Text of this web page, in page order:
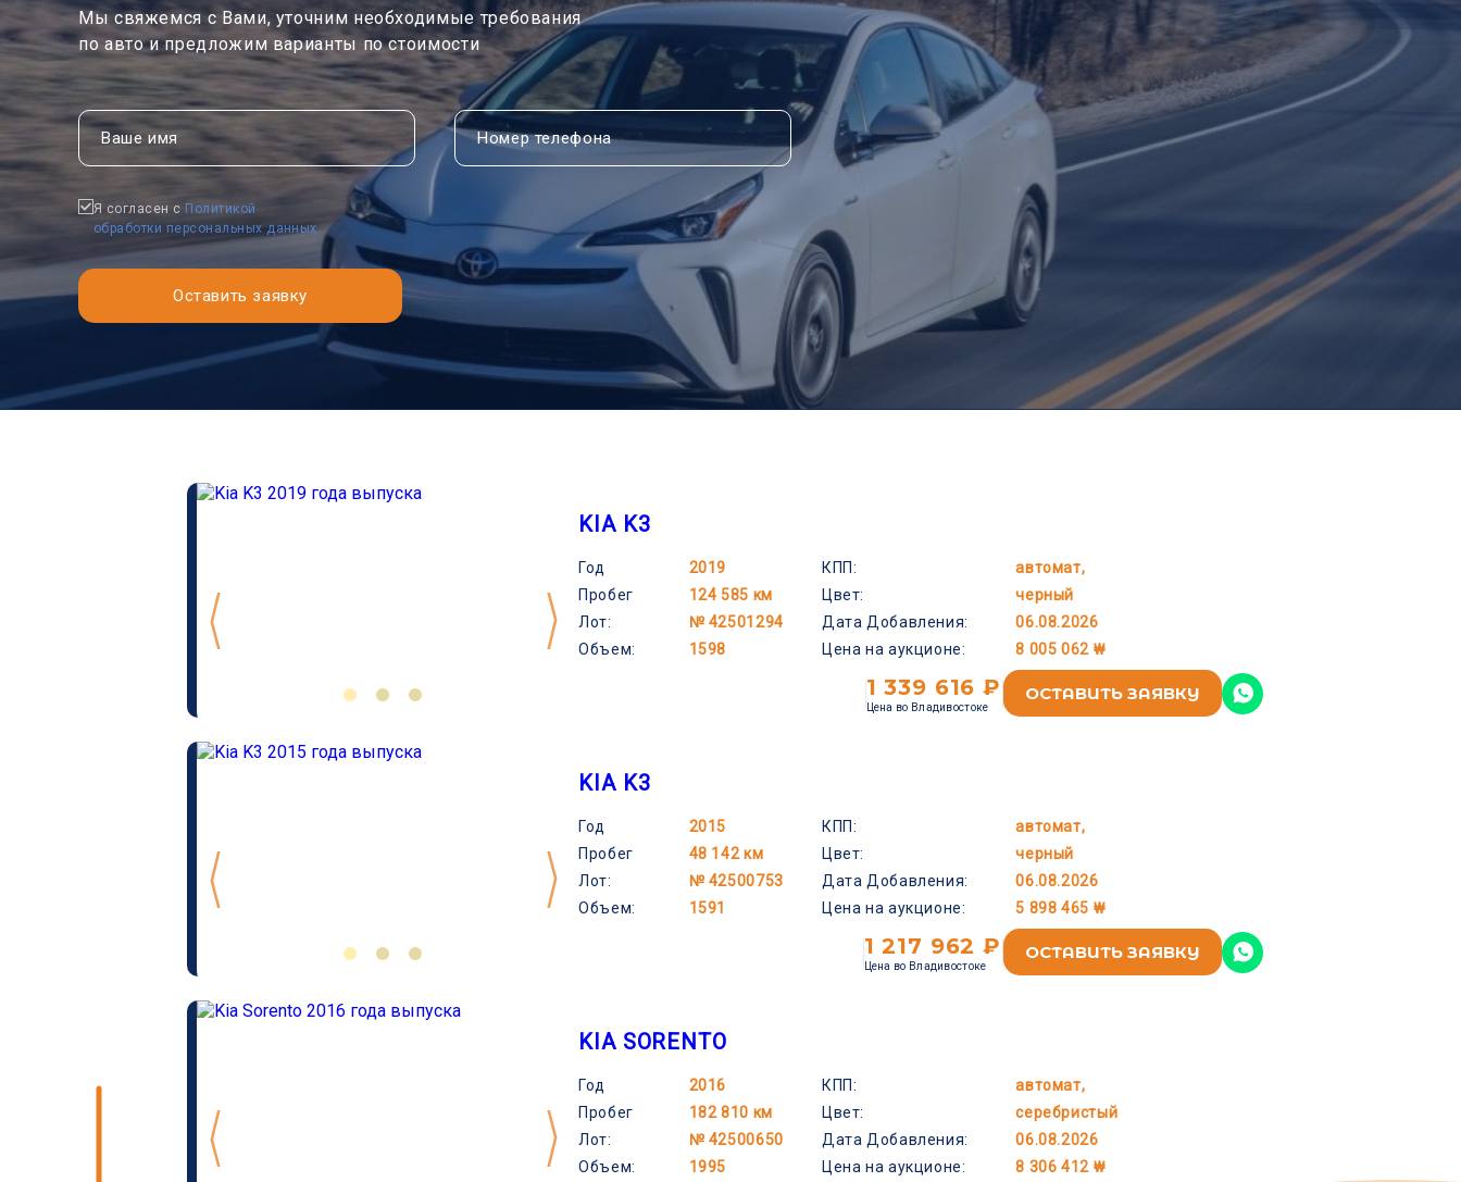
Мы свяжемся с Вами, уточним необходимые требования
по авто и предложим варианты по стоимости
Я согласен с Политикой
обработки персональных данных
KIA K3
Год
2019
Пробег
124 585 км
Лот:
№ 42501294
Объем:
1598
КПП:
автомат,
Цвет:
черный
Дата Добавления:
06.08.2026
Цена на аукционе:
8 005 062 ₩
KIA
1 339 616 ₽
Цена во Владивостоке
ОСТАВИТЬ ЗАЯВКУ
KIA K3
Год
2015
Пробег
48 142 км
Лот:
№ 42500753
Объем:
1591
КПП:
автомат,
Цвет:
черный
Дата Добавления:
06.08.2026
Цена на аукционе:
5 898 465 ₩
KIA
1 217 962 ₽
Цена во Владивостоке
ОСТАВИТЬ ЗАЯВКУ
KIA SORENTO
Год
2016
Пробег
182 810 км
Лот:
№ 42500650
Объем:
1995
КПП:
автомат,
Цвет:
серебристый
Дата Добавления:
06.08.2026
Цена на аукционе:
8 306 412 ₩